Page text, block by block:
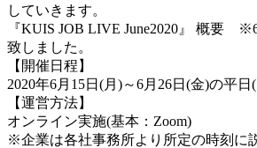
していきます。
『KUIS JOB LIVE June2020』 概要
致しました。
【開催日程】
2020年6月15日(月)～6月26日(金)の平日
【運営方法】
オンライン実施(基本：Zoom)
※企業は各社事務所より所定の時刻に